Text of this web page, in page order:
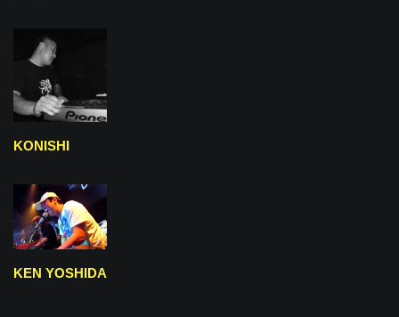
KONISHI
KEN YOSHIDA